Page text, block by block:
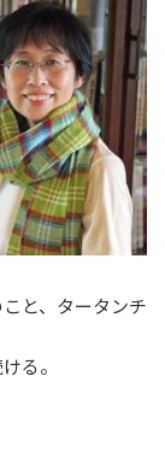
と、タータンチ
る。